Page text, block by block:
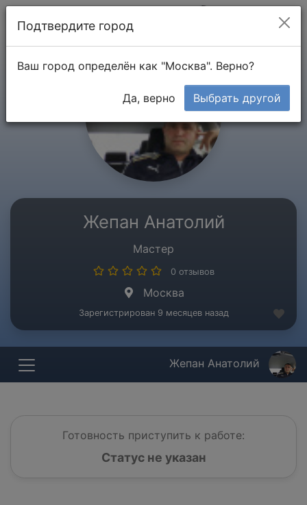
Жепан Анатолий
Мастер
0 отзывов
Москва
Зарегистрирован 9 месяцев назад
Жепан Анатолий
Готовность приступить к работе:
Статус не указан
Подтвердите город
Ваш город определён как "Москва". Верно?
Да, верно Выбрать другой